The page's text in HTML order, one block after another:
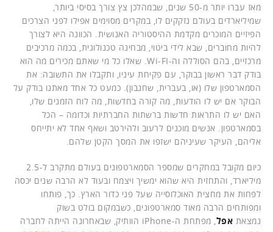
מאז עברו יותר מ-50 שנים, שבמהלכן צץ צורך בסיסי ביותר,
שמיליארדים בעולם נזקקים לו, במקרים מסוימים אפילו לפני הצרכים
הפיזיים המוכרים מקדמת ההיסטוריה האנושית. הכוונה היא לצורך
להיות מחוברים, שבא לידי ביטוי, מבחינה טכנולוגית, בכמה מרכיבים
מרכזיים, בהם הסוללה וה-Wi-FI. שאלו כל מי שאתם מכירים מה הוא
בודק דבר ראשון בבוקר, עם פקיחת עיניו, ותקבלו את התשובה: את
הסמארטפון שלו (או, בעברית, שחנבון). כמעט כל אחד מאתנו בודק על
הבוקר אם יש לו הודעות, מה קורה בחדשות, מה לוח הזמנים שלו,
האם יש לו התראות חדשות ברשתות החברתיות וכדומה – הכל
בסמארטפון. אנשים מוכנים לרעוב ולהירטב ושאף אחד לא יתייחס
אליהם, העיקר שעיניהם ישזפו את המסך הקטן שלהם.
כיום מקובל במחקרים שמספר הסמארטפונים בעולם מתקרב ל-2.5
מיליארד, והתחזית היא שהוא ימשיך ויצמח ובעוד לא הרבה שנים יכסה
לפחות את מחצית האוכלוסייה שעל פני כדור הארץ. כך, פותחו
ומפותחים הרבה מאוד סמארטפונים, כשבמקום בולט בשוק
נמצאת אפל
, מפתחת ה-iPhone הוותיק, שבאחרונה הייתה לחברה